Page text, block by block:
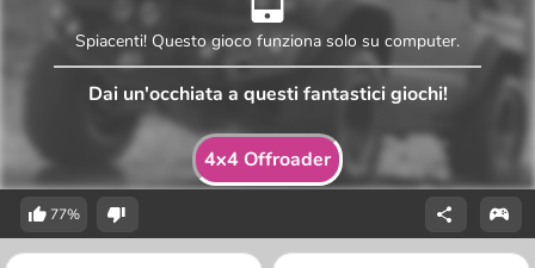
4x4 Offroader
Spiacenti! Questo gioco funziona solo su computer.
Dai un'occhiata a questi fantastici giochi!
77%